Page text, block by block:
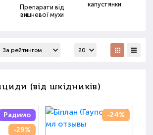
Препарати від
вишневої мухи
капустянки
(від шкідників)
Радимо
-29%
-24%